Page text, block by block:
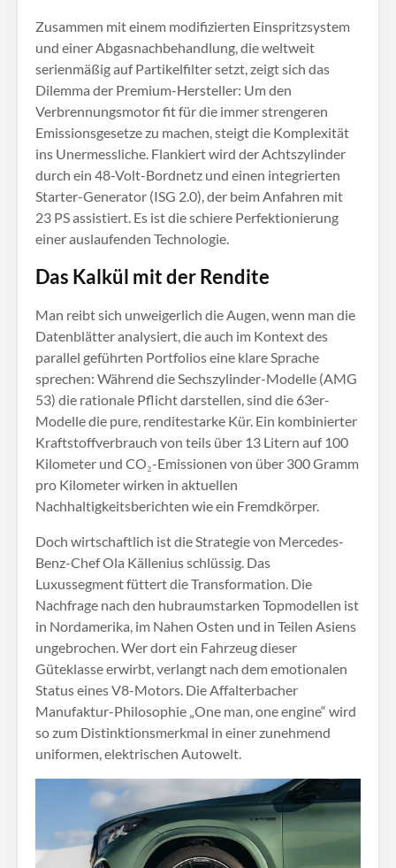
Zusammen mit einem modifizierten Einspritzsystem
und einer Abgasnachbehandlung, die weltweit
serienmäßig auf Partikelfilter setzt, zeigt sich das
Dilemma der Premium-Hersteller: Um den
Verbrennungsmotor fit für die immer strengeren
Emissionsgesetze zu machen, steigt die Komplexität
ins Unermessliche. Flankiert wird der Achtszylinder
durch ein 48-Volt-Bordnetz und einen integrierten
Starter-Generator (ISG 2.0), der beim Anfahren mit
23 PS assistiert. Es ist die schiere Perfektionierung
einer auslaufenden Technologie.
Das Kalkül mit der Rendite
Man reibt sich unweigerlich die Augen, wenn man die
Datenblätter analysiert, die auch im Kontext des
parallel geführten Portfolios eine klare Sprache
sprechen: Während die Sechszylinder-Modelle (AMG
53) die rationale Pflicht darstellen, sind die 63er-
Modelle die pure, renditestarke Kür. Ein kombinierter
Kraftstoffverbrauch von teils über 13 Litern auf 100
Kilometer und CO₂-Emissionen von über 300 Gramm
pro Kilometer wirken in aktuellen
Nachhaltigkeitsberichten wie ein Fremdkörper.
Doch wirtschaftlich ist die Strategie von Mercedes-
Benz-Chef Ola Källenius schlüssig. Das
Luxussegment füttert die Transformation. Die
Nachfrage nach den hubraumstarken Topmodellen ist
in Nordamerika, im Nahen Osten und in Teilen Asiens
ungebrochen. Wer dort ein Fahrzeug dieser
Güteklasse erwirbt, verlangt nach dem emotionalen
Status eines V8-Motors. Die Affalterbacher
Manufaktur-Philosophie „One man, one engine“ wird
so zum Distinktionsmerkmal in einer zunehmend
uniformen, elektrischen Autowelt.